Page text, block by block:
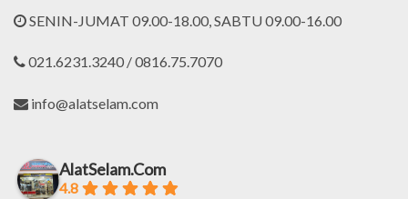
SENIN-JUMAT 09.00-18.00, SABTU 09.00-16.00
021.6231.3240 / 0816.75.7070
info@alatselam.com
AlatSelam.Com
4.8